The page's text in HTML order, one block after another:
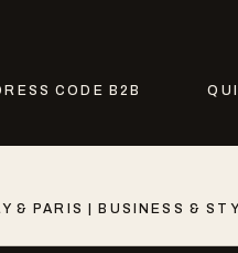
CODE B2B
& PARIS | BUSINESS &